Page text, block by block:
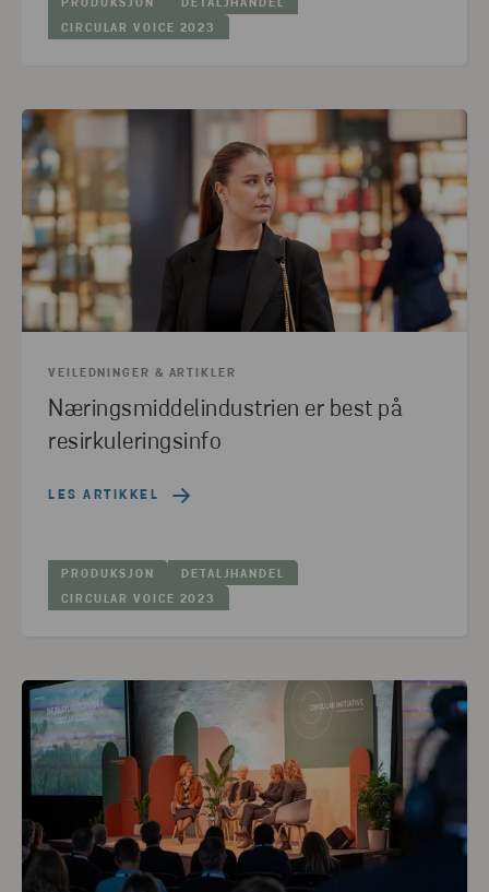
PRODUKSJON DETALJHANDEL
CIRCULAR VOICE 2023
VEILEDNINGER & ARTIKLER
Næringsmiddelindustrien er best på
resirkuleringsinfo
LES ARTIKKEL
PRODUKSJON DETALJHANDEL
CIRCULAR VOICE 2023